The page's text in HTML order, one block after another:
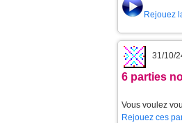
Rejouez
31/10/
6 parties
Vous voulez
Rejouez ces